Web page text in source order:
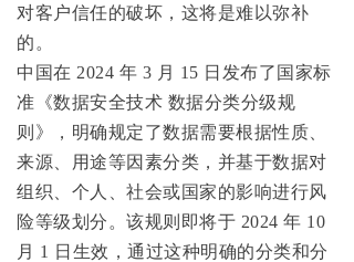
对客户信任的破坏，这将是难以弥补
的。
中国在 2024 年 3 月 15 日发布了国家标
准《数据安全技术 数据分类分级规
则》，明确规定了数据需要根据性质、
来源、用途等因素分类，并基于数据对
组织、个人、社会或国家的影响进行风
险等级划分。该规则即将于 2024 年 10
月 1 日生效，通过这种明确的分类和分